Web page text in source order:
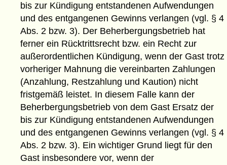
bis zur Kündigung entstandenen Aufwendungen
und des entgangenen Gewinns verlangen (vgl. § 4
Abs. 2 bzw. 3). Der Beherbergungsbetrieb hat
ferner ein Rücktrittsrecht bzw. ein Recht zur
außerordentlichen Kündigung, wenn der Gast trotz
vorheriger Mahnung die vereinbarten Zahlungen
(Anzahlung, Restzahlung und Kaution) nicht
fristgemäß leistet. In diesem Falle kann der
Beherbergungsbetrieb von dem Gast Ersatz der
bis zur Kündigung entstandenen Aufwendungen
und des entgangenen Gewinns verlangen (vgl. § 4
Abs. 2 bzw. 3). Ein wichtiger Grund liegt für den
Gast insbesondere vor, wenn der